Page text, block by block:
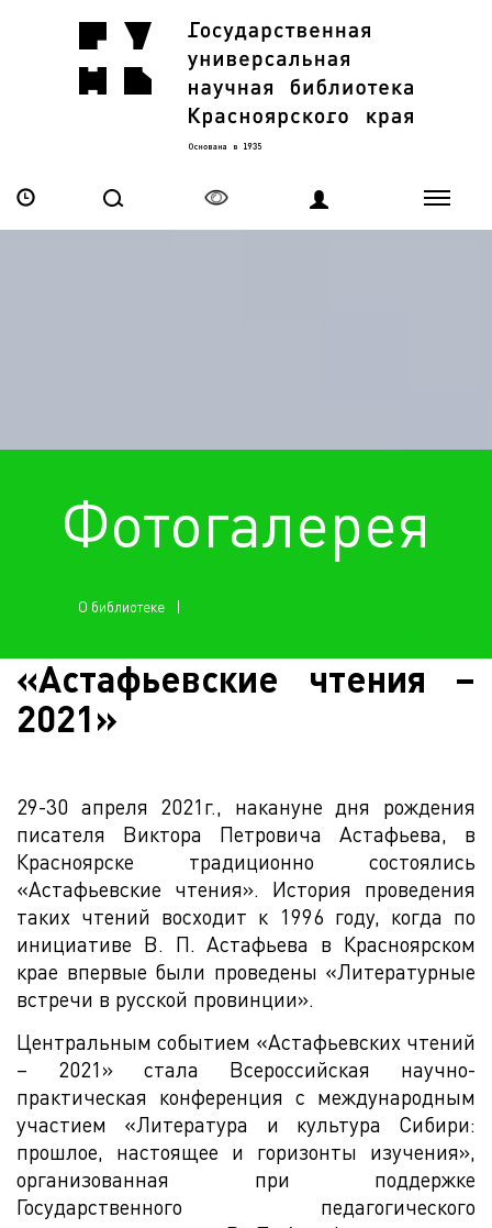
Фотогалерея
О библиотеке
«Астафьевские чтения –
2021»
29-30 апреля 2021г., накануне дня рождения
писателя Виктора Петровича Астафьева, в
Красноярске традиционно состоялись
«Астафьевские чтения». История проведения
таких чтений восходит к 1996 году, когда по
инициативе В. П. Астафьева в Красноярском
крае впервые были проведены «Литературные
встречи в русской провинции».
Центральным событием «Астафьевских чтений
– 2021» стала Всероссийская научно-
практическая конференция с международным
участием «Литература и культура Сибири:
прошлое, настоящее и горизонты изучения»,
организованная при поддержке
Государственного педагогического